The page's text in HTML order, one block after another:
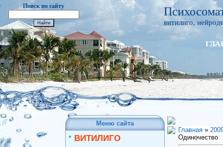
Поиск по сайту
витилиго,
Меню сайта
ВИТИЛИГО
Главная »
Одиночество